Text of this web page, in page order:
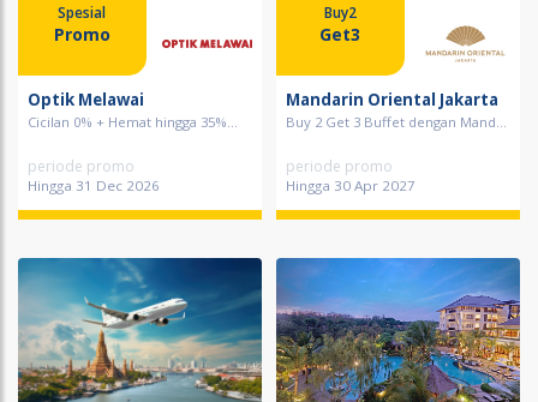
Spesial
Promo
Optik Melawai
Cicilan 0% + Hemat hingga 35%...
periode promo
Hingga 31 Dec 2026
Buy2
Get3
Mandarin Oriental Jakarta
Buy 2 Get 3 Buffet dengan Mand...
periode promo
Hingga 30 Apr 2027